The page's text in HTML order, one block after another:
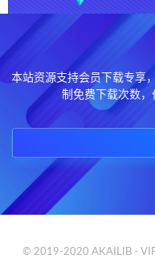
本站资源支持会员下载专享
制免费下载次数
© 2019-2020 AKAILIB -